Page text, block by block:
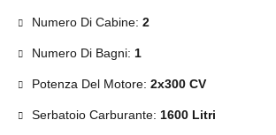
Numero Di Cabine: 2
Numero Di Bagni: 1
Potenza Del Motore: 2x300 CV
Serbatoio Carburante: 1600 Litri